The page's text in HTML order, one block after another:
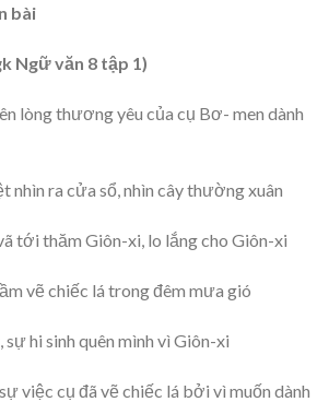
bài
Ngữ văn 8 tập 1)
lòng thương yêu của cụ Bơ- men dành
nhìn ra cửa sổ, nhìn cây thường xuân
tới thăm Giôn-xi, lo lắng cho Giôn-xi
vẽ chiếc lá trong đêm mưa gió
hi sinh quên mình vì Giôn-xi
việc cụ đã vẽ chiếc lá bởi vì muốn dành